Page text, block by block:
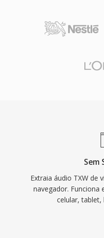
Sem
Extraia áudio TXW de
navegador.
celular,